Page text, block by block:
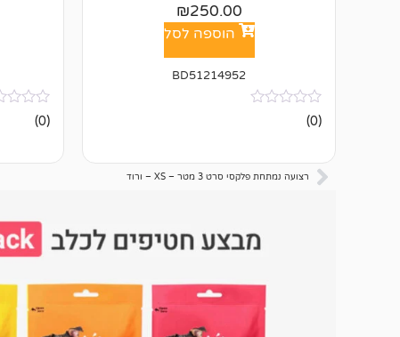
₪250.00
הוספה לסל
BD51214952
אין
ביקורות
(0)
אין
ביקורות
(0)
רצועה נמתחת פלקסי סרט 3 מטר – XS – ורוד